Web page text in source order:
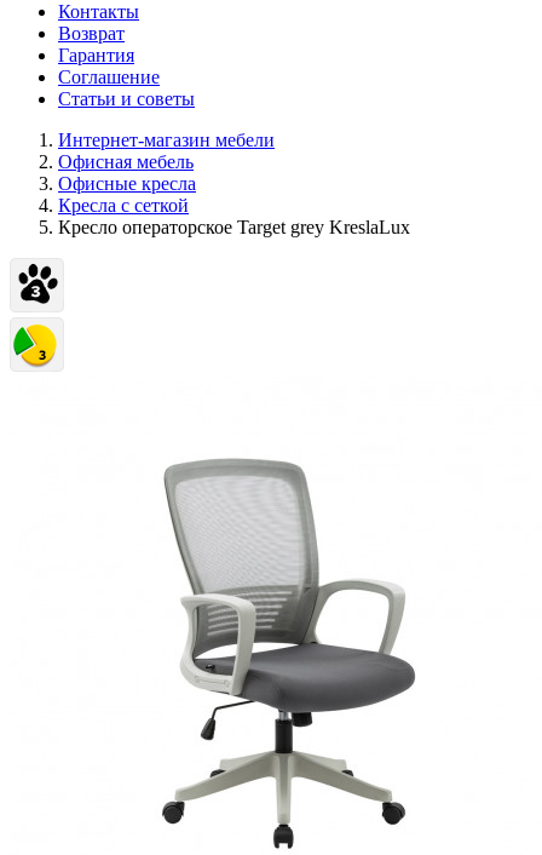
Контакты
Возврат
Гарантия
Соглашение
Статьи и советы
Интернет-магазин мебели
Офисная мебель
Офисные кресла
Кресла с сеткой
Кресло операторское Target grey KreslaLux